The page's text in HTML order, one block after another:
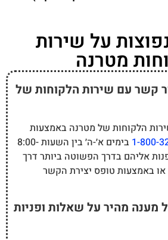
על שירות
מטרנה
קשר עם שירות הלקוחות של
הלקוחות של מטרנה באמצעות
1-800-
בימים א׳-ה׳ בין השעות 8:00-
לפנות אליהם בדרך הפשוטה ביותר דרך
באמצעות טופס יצירת הקשר
מענה מהיר על שאלות ופניות